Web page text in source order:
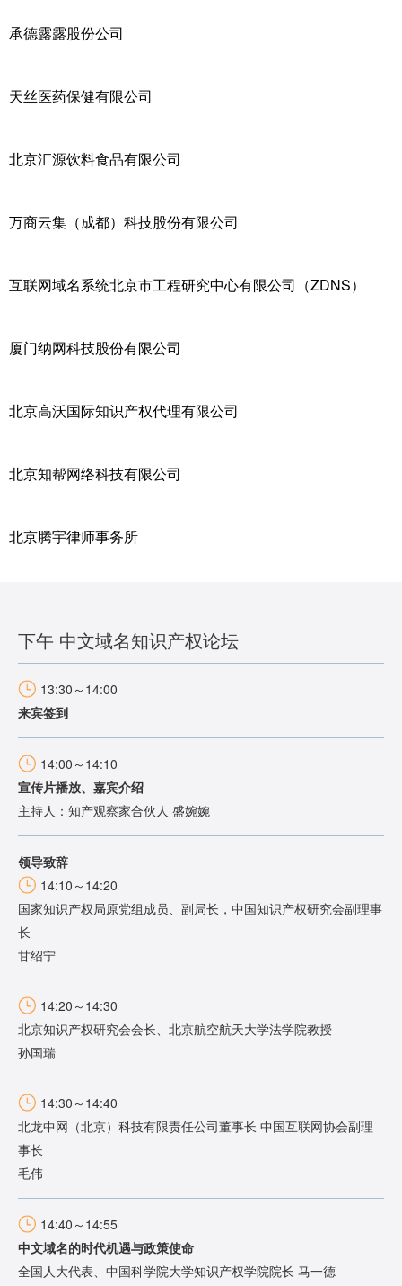
承德露露股份公司
天丝医药保健有限公司
北京汇源饮料食品有限公司
万商云集（成都）科技股份有限公司
互联网域名系统北京市工程研究中心有限公司（ZDNS）
厦门纳网科技股份有限公司
北京高沃国际知识产权代理有限公司
北京知帮网络科技有限公司
北京腾宇律师事务所
下午 中文域名知识产权论坛
13:30～14:00
来宾签到
14:00～14:10
宣传片播放、嘉宾介绍
主持人：知产观察家合伙人 盛婉婉
领导致辞
14:10～14:20
国家知识产权局原党组成员、副局长，中国知识产权研究会副理事
长
甘绍宁
14:20～14:30
北京知识产权研究会会长、北京航空航天大学法学院教授
孙国瑞
14:30～14:40
北龙中网（北京）科技有限责任公司董事长 中国互联网协会副理
事长
毛伟
14:40～14:55
中文域名的时代机遇与政策使命
全国人大代表、中国科学院大学知识产权学院院长 马一德